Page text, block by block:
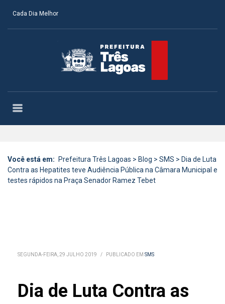
Cada Dia Melhor
Você está em: Prefeitura Três Lagoas > Blog > SMS > Dia de Luta
Contra as Hepatites teve Audiência Pública na Câmara Municipal e
testes rápidos na Praça Senador Ramez Tebet
SEGUNDA-FEIRA, 29 JULHO 2019 / PUBLICADO EM SMS
Dia de Luta Contra as